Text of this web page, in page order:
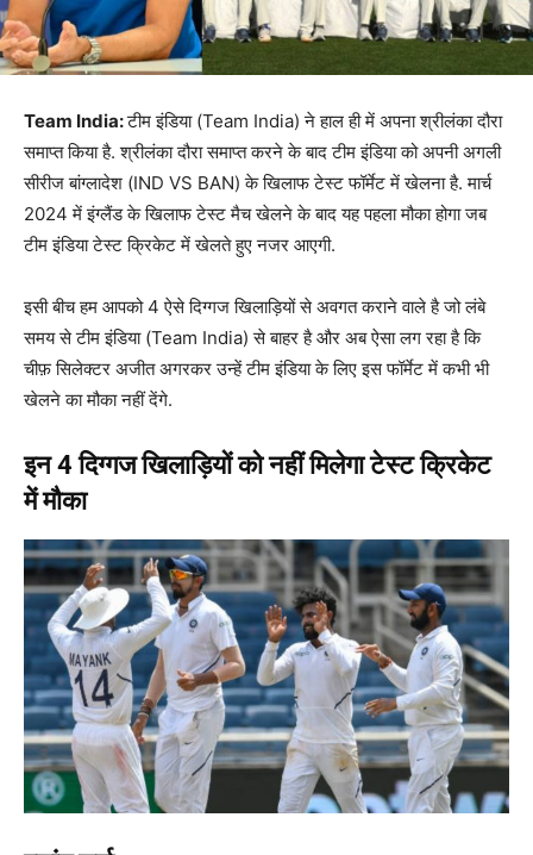
Team India:टीम इंडिया (Team India) ने हाल ही में अपना श्रीलंका दौरा
समाप्त किया है. श्रीलंका दौरा समाप्त करने के बाद टीम इंडिया को अपनी अगली
सीरीज बांग्लादेश (IND VS BAN) के खिलाफ टेस्ट फॉर्मेट में खेलना है. मार्च
2024 में इंग्लैंड के खिलाफ टेस्ट मैच खेलने के बाद यह पहला मौका होगा जब
टीम इंडिया टेस्ट क्रिकेट में खेलते हुए नजर आएगी.
इसी बीच हम आपको 4 ऐसे दिग्गज खिलाड़ियों से अवगत कराने वाले है जो लंबे
समय से टीम इंडिया (Team India) से बाहर है और अब ऐसा लग रहा है कि
चीफ़ सिलेक्टर अजीत अगरकर उन्हें टीम इंडिया के लिए इस फॉर्मेट में कभी भी
खेलने का मौका नहीं देंगे.
इन 4 दिग्गज खिलाड़ियों को नहीं मिलेगा टेस्ट क्रिकेट
में मौका